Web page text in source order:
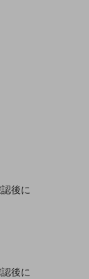
後に
後に